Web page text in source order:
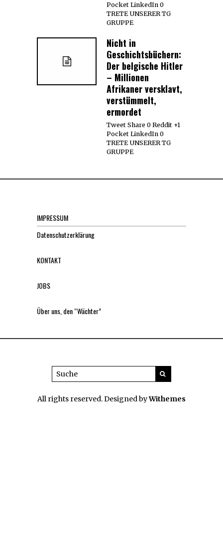
Pocket LinkedIn 0
TRETE UNSERER TG
GRUPPE
Nicht in
Geschichtsbüchern:
Der belgische Hitler
– Millionen
Afrikaner versklavt,
verstümmelt,
ermordet
Tweet Share 0 Reddit +1
Pocket LinkedIn 0
TRETE UNSERER TG
GRUPPE
IMPRESSUM
Datenschutzerklärung
KONTAKT
JOBS
Über uns, den “Wächter”
All rights reserved. Designed byWithemes